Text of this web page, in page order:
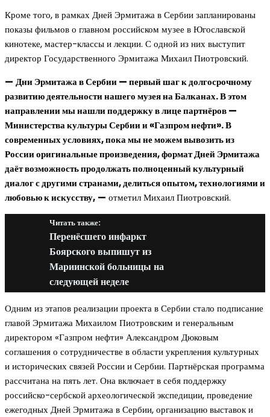
Кроме того, в рамках Дней Эрмитажа в Сербии запланированы
показы фильмов о главном российском музее в Югославской
кинотеке, мастер-классы и лекции. С одной из них выступит
директор Государственного Эрмитажа Михаил Пиотровский.
— Дни Эрмитажа в Сербии — первый шаг к долгосрочному
развитию деятельности нашего музея на Балканах. В этом
направлении мы нашли поддержку в лице партнёров —
Министерства культуры Сербии и «Газпром нефти». В
современных условиях, пока мы не можем вывозить из
России оригинальные произведения, формат Дней Эрмитажа
даёт возможность продолжать полноценный культурный
диалог с другими странами, делиться опытом, технологиями и
любовью к искусству, — отметил Михаил Пиотровский.
Читать также:
Перенёсшего инфаркт
Боярского выпишут из
Мариинской больницы на
следующей неделе
Одним из этапов реализации проекта в Сербии стало подписание
главой Эрмитажа Михаилом Пиотровским и генеральным
директором «Газпром нефти» Александром Дюковым
соглашения о сотрудничестве в области укрепления культурных
и исторических связей России и Сербии. Партнёрская программа
рассчитана на пять лет. Она включает в себя поддержку
российско-сербской археологической экспедиции, проведение
ежегодных Дней Эрмитажа в Сербии, организацию выставок и